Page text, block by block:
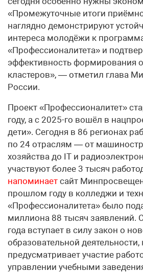
«Промежуточные итоги
наглядно демонстрируют
интереса молодёжи к
«Профессионалитета» и
эффективность формирования
кластеров», — отметил глава
России.
Проект «Профессионалитет»
году, а с 2025-го вошёл в
дети». Сегодня в 86 регионах
по 24 отраслям — от
хозяйства до IT и
участвуют более 3 тысяч
напоминает сайт
прошлом году в колледжи и
«Профессионалитета» было
миллиона 88 тысяч заявлений.
года вступает в силу закон о
образовательной деятельности,
предусматривает участие
управлении учебными